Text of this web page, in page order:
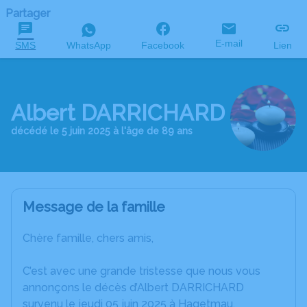
Partager
SMS WhatsApp Facebook E-mail Lien
Albert DARRICHARD
décédé le 5 juin 2025 à l'âge de 89 ans
Message de la famille
Chère famille, chers amis,
C’est avec une grande tristesse que nous vous
annonçons le décès d’Albert DARRICHARD
survenu le jeudi 05 juin 2025 à Hagetmau.